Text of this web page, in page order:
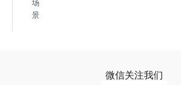
场
景
微信关注我们